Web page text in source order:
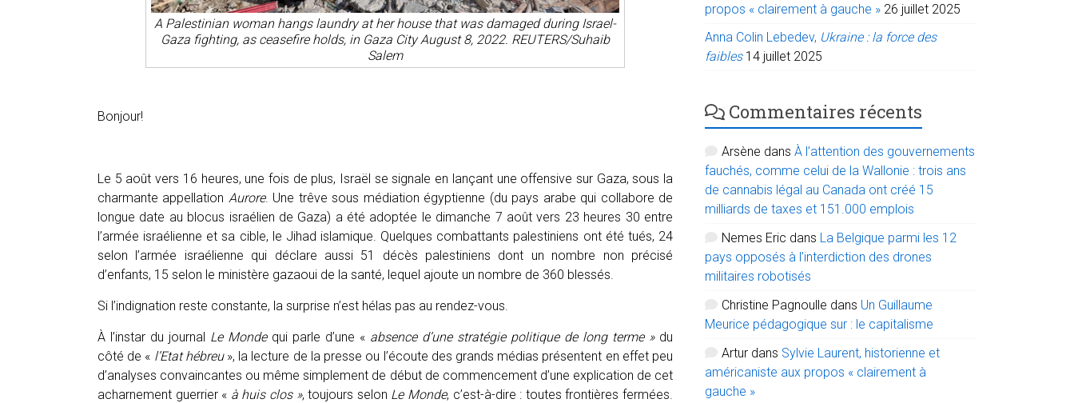
A Palestinian woman hangs laundry at her house that was damaged during Israel-
Gaza fighting, as ceasefire holds, in Gaza City August 8, 2022. REUTERS/Suhaib
Salem
Bonjour!
Le 5 août vers 16 heures, une fois de plus, Israël se signale en lançant une offensive sur Gaza, sous la
charmante appellation Aurore. Une trêve sous médiation égyptienne (du pays arabe qui collabore de
longue date au blocus israélien de Gaza) a été adoptée le dimanche 7 août vers 23 heures 30 entre
l’armée israélienne et sa cible, le Jihad islamique. Quelques combattants palestiniens ont été tués, 24
selon l’armée israélienne qui déclare aussi 51 décès palestiniens dont un nombre non précisé
d’enfants, 15 selon le ministère gazaoui de la santé, lequel ajoute un nombre de 360 blessés.
Si l’indignation reste constante, la surprise n’est hélas pas au rendez-vous.
À l’instar du journal Le Mondequi parle d’une « absence d’une stratégie politique de long terme »du
côté de « l’Etat hébreu», la lecture de la presse ou l’écoute des grands médias présentent en effet peu
d’analyses convaincantes ou même simplement de début de commencement d’une explication de cet
acharnement guerrier « à huis clos », toujours selon Le Monde, c’est-à-dire : toutes frontières fermées.
propos « clairement à gauche » 26 juillet 2025
Anna Colin Lebedev, Ukraine : la force des
faibles 14 juillet 2025
Commentaires récents
Arsène dansÀ l’attention des gouvernements
fauchés, comme celui de la Wallonie : trois ans
de cannabis légal au Canada ont créé 15
milliards de taxes et 151.000 emplois
Nemes Eric dans La Belgique parmi les 12
pays opposés à l’interdiction des drones
militaires robotisés
Christine Pagnoulle dans Un Guillaume
Meurice pédagogique sur : le capitalisme
Artur dans Sylvie Laurent, historienne et
américaniste aux propos « clairement à
gauche »